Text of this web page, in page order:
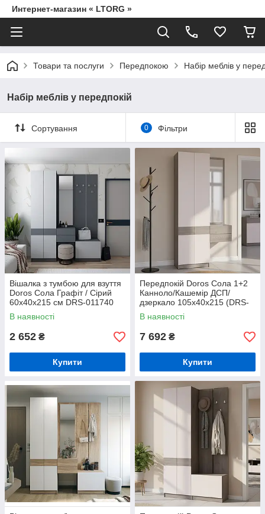
Интернет-магазин « LTORG »
Товари та послуги Передпокою Набір меблів у
Набір меблів у передпокій
Сортування 0 Фільтри
Вішалка з тумбою для взуття
Doros Сола Графіт / Сірий
60х40х215 см DRS-011740
(44900343)
В наявності
2 652 ₴
Купити
Передпокій Doros Сола 1+2
Канноло/Кашемір ДСП/
дзеркало 105х40х215 (DRS-
011897)
В наявності
7 692 ₴
Купити